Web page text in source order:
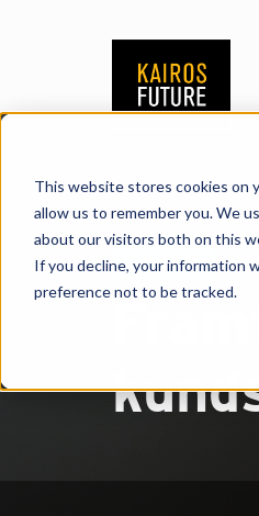
This website stores cookies on
allow us to remember you. We
about our visitors both on this
If you decline, your information
preference not to be tracked.
Rapport